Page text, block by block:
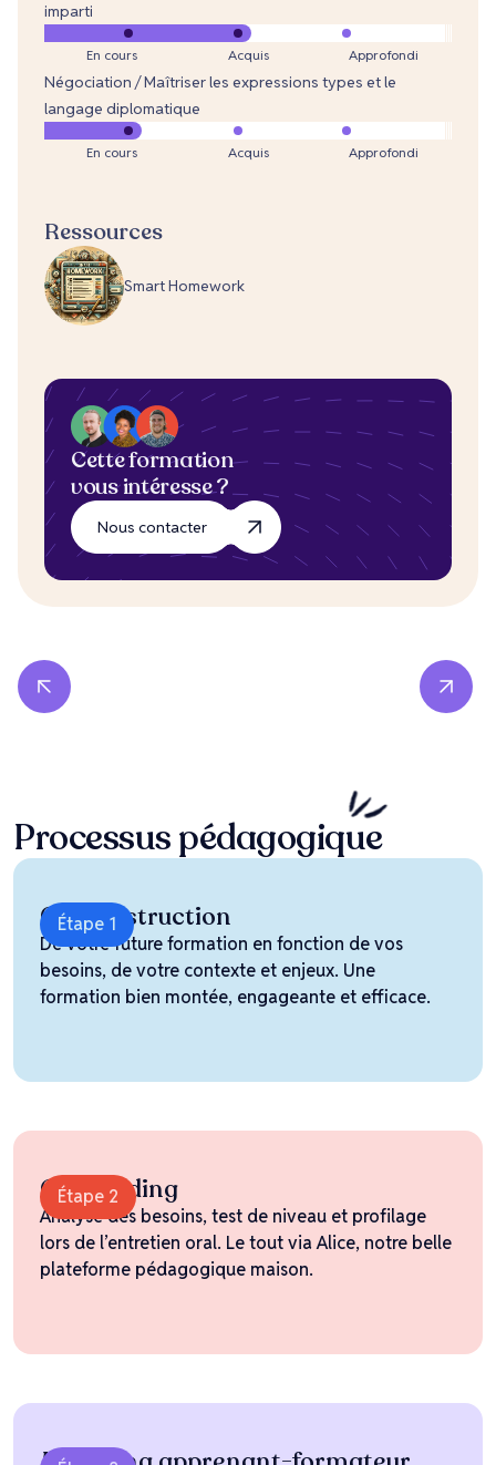
imparti
En cours Acquis Approfondi
Négociation / Maîtriser les expressions types et le
langage diplomatique
En cours Acquis Approfondi
Ressources
Smart Homework
Cette formation
vous intéresse ?
Nous contacter
Processuspédagogique
Co-construction
De votre future formation en fonction de vos
besoins, de votre contexte et enjeux. Une
formation bien montée, engageante et efficace.
Étape 1
Onboarding
Analyse des besoins, test de niveau et profilage
lors de l’entretien oral. Le tout via Alice, notre belle
plateforme pédagogique maison.
Étape 2